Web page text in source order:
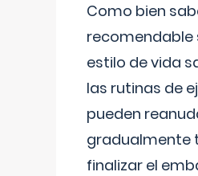
Como bien
recomendable
estilo de vida
las rutinas de
pueden
gradualmente
finalizar el